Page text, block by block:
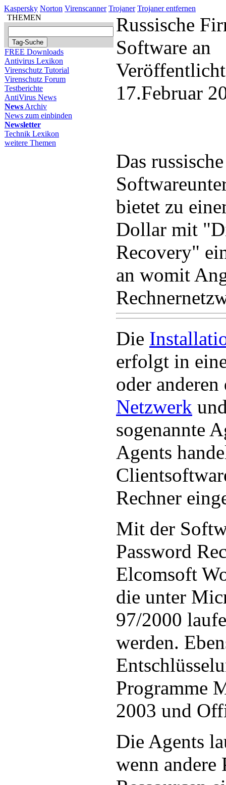
Kaspersky Norton Virenscanner Trojaner Trojaner entfernen
THEMEN
FREE Downloads
Antivirus Lexikon
Virenschutz Tutorial
Virenschutz Forum
Testberichte
AntiVirus News
News Archiv
News zum einbinden
Newsletter
Technik Lexikon
weitere Themen
Russische
Software an
17.Februar
Das russische
bietet zu
Dollar mit
Recovery"
an womit
Die
erfolgt in
oder
Netzwerk
sogenannte
Agents
Rechner
Mit der
Password
Elcomsoft
die unter
97/2000
werden.
Programme
2003 und
Die Agents
wenn andere